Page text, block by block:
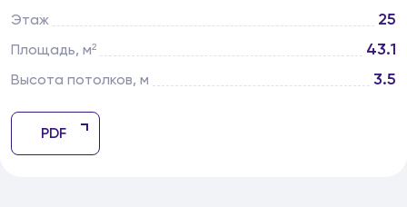
Этаж 25
Площадь, м² 43.1
Высота потолков, м 3.5
PDF